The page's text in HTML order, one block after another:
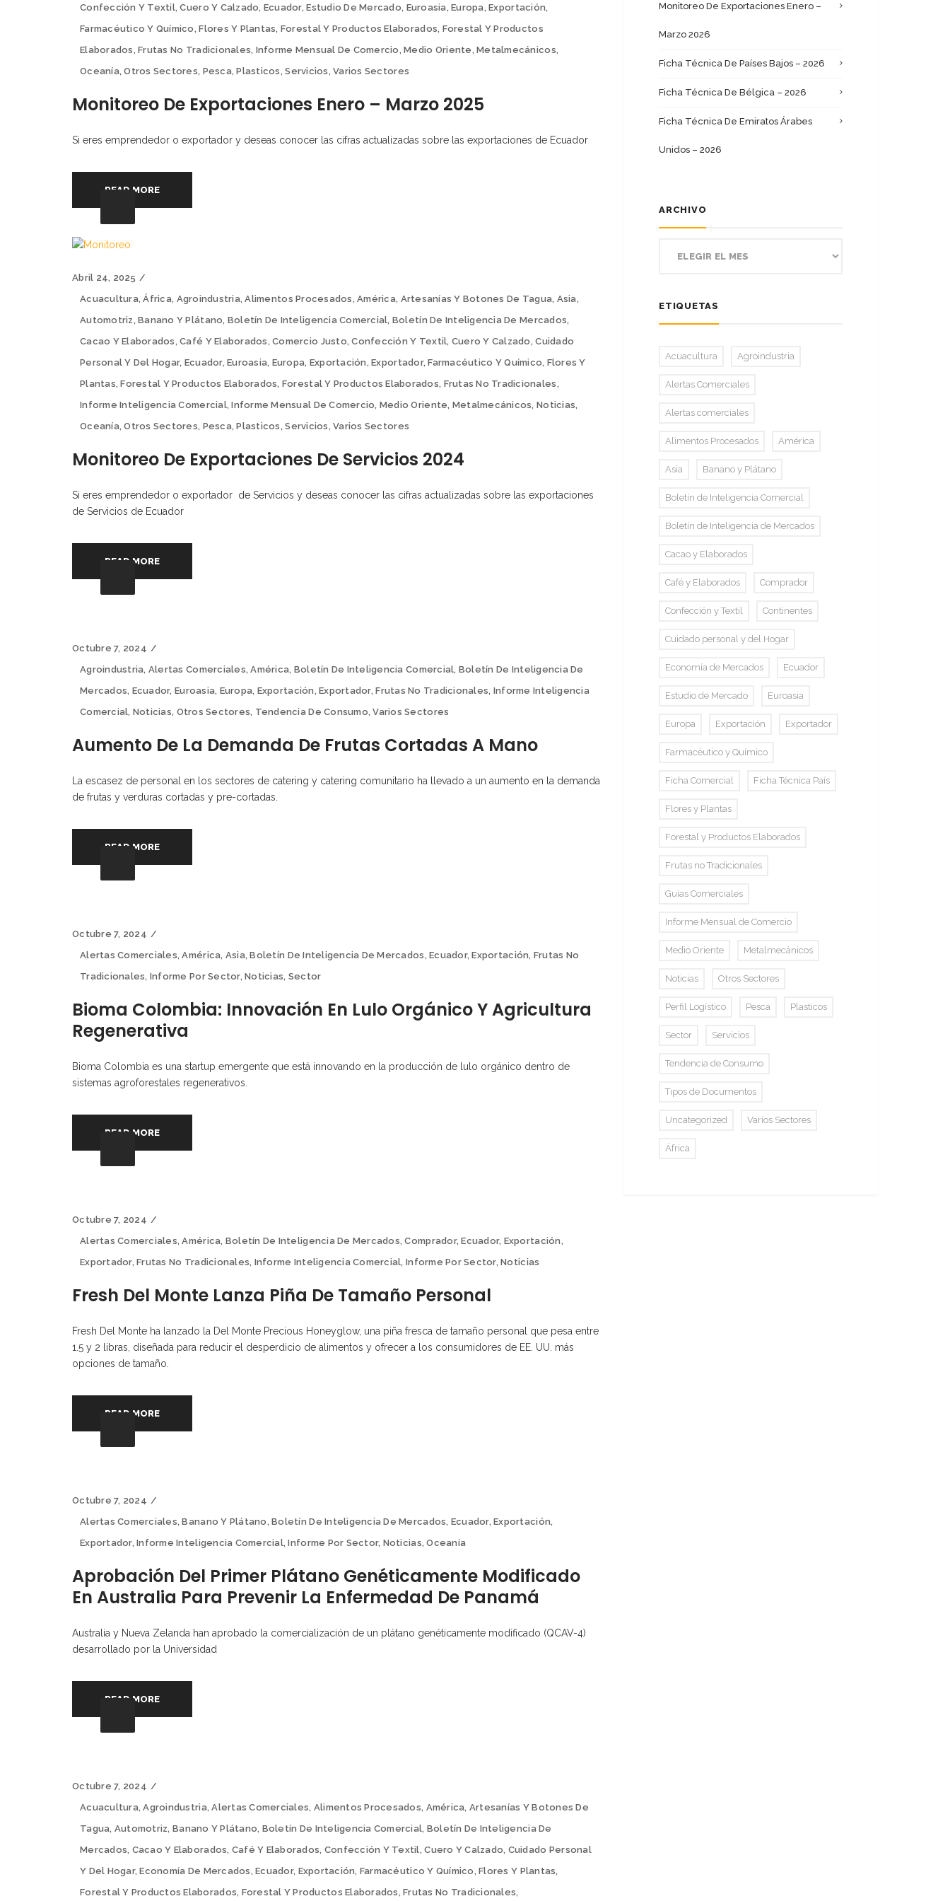
Confección Y Textil,Cuero Y Calzado, Ecuador,Estudio De Mercado, Euroasia,Europa,Exportación,
Farmacéutico Y Químico ,Flores Y Plantas, Forestal Y Productos Elaborados, Forestal Y Productos
Elaborados ,Frutas No Tradicionales, Informe Mensual De Comercio ,Medio Oriente ,Metalmecánicos,
Oceanía,Otros Sectores, Pesca,Plasticos ,Servicios ,Varios Sectores
Monitoreo De Exportaciones Enero – Marzo 2025
Si eres emprendedor o exportador y deseas conocer las cifras actualizadas sobre las exportaciones de Ecuador
READ MORE
Abril 24, 2025
Acuacultura,África, Agroindustria,Alimentos Procesados ,América, Artesanías Y Botones De Tagua, Asia,
Automotriz ,Banano Y Plátano, Boletín De Inteligencia Comercial, Boletín De Inteligencia De Mercados,
Cacao Y Elaborados ,Café Y Elaborados ,Comercio Justo,Confección Y Textil, Cuero Y Calzado ,Cuidado
Personal Y Del Hogar, Ecuador,Euroasia, Europa, Exportación ,Exportador,Farmacéutico Y Químico, Flores Y
Plantas,Forestal Y Productos Elaborados, Forestal Y Productos Elaborados, Frutas No Tradicionales ,
Informe Inteligencia Comercial,Informe Mensual De Comercio, Medio Oriente, Metalmecánicos, Noticias,
Oceanía,Otros Sectores, Pesca,Plasticos ,Servicios ,Varios Sectores
Monitoreo De Exportaciones De Servicios 2024
Si eres emprendedor o exportador de Servicios y deseas conocer las cifras actualizadas sobre las exportaciones
de Servicios de Ecuador
READ MORE
Octubre 7, 2024
Agroindustria, Alertas Comerciales,América, Boletín De Inteligencia Comercial, Boletín De Inteligencia De
Mercados, Ecuador, Euroasia, Europa, Exportación ,Exportador,Frutas No Tradicionales, Informe Inteligencia
Comercial, Noticias, Otros Sectores, Tendencia De Consumo,Varios Sectores
Aumento De La Demanda De Frutas Cortadas A Mano
La escasez de personal en los sectores de catering y catering comunitario ha llevado a un aumento en la demanda
de frutas y verduras cortadas y pre-cortadas.
READ MORE
Octubre 7, 2024
Alertas Comerciales,América, Asia,Boletín De Inteligencia De Mercados ,Ecuador,Exportación, Frutas No
Tradicionales, Informe Por Sector,Noticias, Sector
Bioma Colombia: Innovación En Lulo Orgánico Y Agricultura
Regenerativa
Bioma Colombia es una startup emergente que está innovando en la producción de lulo orgánico dentro de
sistemas agroforestales regenerativos.
READ MORE
Octubre 7, 2024
Alertas Comerciales,América, Boletín De Inteligencia De Mercados,Comprador,Ecuador, Exportación ,
Exportador,Frutas No Tradicionales, Informe Inteligencia Comercial, Informe Por Sector,Noticias
Fresh Del Monte Lanza Piña De Tamaño Personal
Fresh Del Monte ha lanzado la Del Monte Precious Honeyglow, una piña fresca de tamaño personal que pesa entre
1.5 y 2 libras, diseñada para reducir el desperdicio de alimentos y ofrecer a los consumidores de EE. UU. más
opciones de tamaño.
READ MORE
Octubre 7, 2024
Alertas Comerciales,Banano Y Plátano ,Boletín De Inteligencia De Mercados, Ecuador,Exportación,
Exportador,Informe Inteligencia Comercial,Informe Por Sector, Noticias,Oceanía
Aprobación Del Primer Plátano Genéticamente Modificado
En Australia Para Prevenir La Enfermedad De Panamá
Australia y Nueva Zelanda han aprobado la comercialización de un plátano genéticamente modificado (QCAV-4)
desarrollado por la Universidad
READ MORE
Octubre 7, 2024
Acuacultura,Agroindustria,Alertas Comerciales, Alimentos Procesados, América, Artesanías Y Botones De
Tagua, Automotriz, Banano Y Plátano, Boletín De Inteligencia Comercial, Boletín De Inteligencia De
Mercados, Cacao Y Elaborados, Café Y Elaborados, Confección Y Textil,Cuero Y Calzado, Cuidado Personal
Y Del Hogar,Economía De Mercados ,Ecuador, Exportación, Farmacéutico Y Químico ,Flores Y Plantas,
Forestal Y Productos Elaborados, Forestal Y Productos Elaborados ,Frutas No Tradicionales,
Monitoreo De Exportaciones Enero –
Marzo 2026
Ficha Técnica De Países Bajos – 2026
Ficha Técnica De Bélgica – 2026
Ficha Técnica De Emiratos Árabes
Unidos – 2026
ARCHIVO
ETIQUETAS
Acuacultura Agroindustria
Alertas Comerciales
Alertas comerciales
Alimentos Procesados América
Asia Banano y Plátano
Boletín de Inteligencia Comercial
Boletín de Inteligencia de Mercados
Cacao y Elaborados
Café y Elaborados Comprador
Confección y Textil Continentes
Cuidado personal y del Hogar
Economía de Mercados Ecuador
Estudio de Mercado Euroasia
Europa Exportación Exportador
Farmacéutico y Químico
Ficha Comercial Ficha Técnica País
Flores y Plantas
Forestal y Productos Elaborados
Frutas no Tradicionales
Guías Comerciales
Informe Mensual de Comercio
Medio Oriente Metalmecánicos
Noticias Otros Sectores
Perfil Logístico Pesca Plasticos
Sector Servicios
Tendencia de Consumo
Tipos de Documentos
Uncategorized Varios Sectores
África